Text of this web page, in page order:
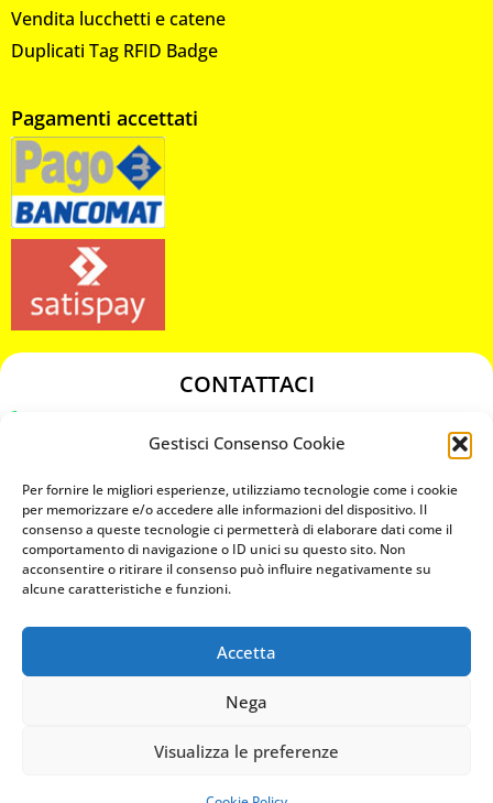
Gestisci Consenso Cookie
Per fornire le migliori esperienze, utilizziamo tecnologie come i cookie
per memorizzare e/o accedere alle informazioni del dispositivo. Il
consenso a queste tecnologie ci permetterà di elaborare dati come il
comportamento di navigazione o ID unici su questo sito. Non
acconsentire o ritirare il consenso può influire negativamente su
alcune caratteristiche e funzioni.
Accetta
Nega
Visualizza le preferenze
Vendita lucchetti e catene
Duplicati Tag RFID Badge
Pagamenti accettati
CONTATTACI
chiavicodificate@gmail.com
Privacy Policy
Cookie Policy
MAPS
CHIAMA ORA